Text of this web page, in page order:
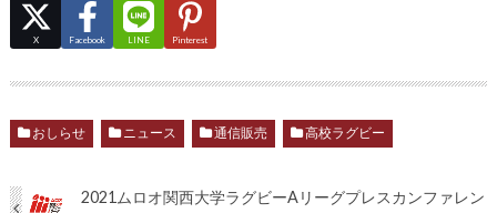
X Facebook LINE Pinterest
おしらせ ニュース 通信販売 高校ラグビー
2021ムロオ関西大学ラグビーAリーグプレスカンファレン